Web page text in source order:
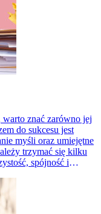
znać zarówno jej
do sukcesu jest
myśli oraz umiejętne
trzymać się kilku
spójność i
odwoływać, jaka